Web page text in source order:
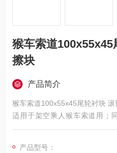
猴车索道
擦块
产品简介
猴车索道100x55x45尾轮衬块 滚
适用于架空乘人猴车索道用；
象；安装方便快捷，不需要夹板
产品型号：